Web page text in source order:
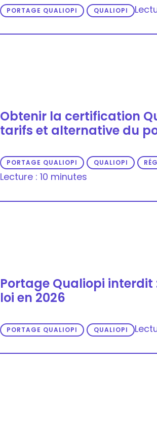
PORTAGE QUALIOPI QUALIOPI
Obtenir la certification
tarifs et alternative du
PORTAGE QUALIOPI QUALIOPI
Lecture : 10 minutes
Portage Qualiopi
loi en 2026
PORTAGE QUALIOPI QUALIOPI